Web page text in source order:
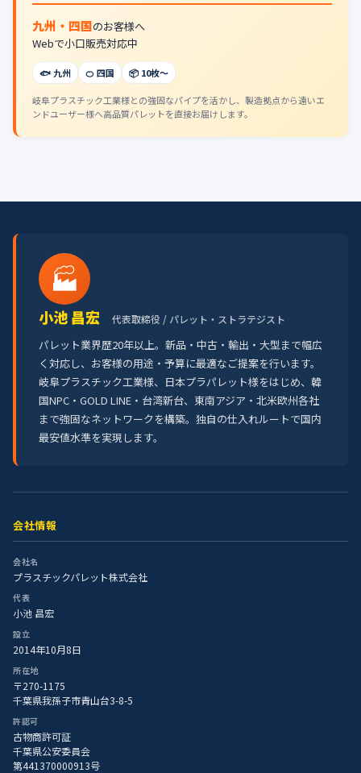
九州・四国のお客様へ
Webで小口販売対応中
🐟 九州 🍊 四国 📦 10枚〜
岐阜プラスチック工業様との強固なパイプを活かし、製造拠点から遠いエ
ンドユーザー様へ高品質パレットを直接お届けします。
🏭
小池 昌宏 代表取締役 / パレット・ストラテジスト
パレット業界歴20年以上。新品・中古・輸出・大型まで幅広
く対応し、お客様の用途・予算に最適なご提案を行います。
岐阜プラスチック工業様、日本プラパレット様をはじめ、韓
国NPC・GOLD LINE・台湾新台、東南アジア・北米欧州各社
まで強固なネットワークを構築。独自の仕入れルートで国内
最安値水準を実現します。
会社情報
会社名
プラスチックパレット株式会社
代表
小池 昌宏
設立
2014年10月8日
所在地
〒270-1175
千葉県我孫子市青山台3-8-5
許認可
古物商許可証
千葉県公安委員会
第441370000913号